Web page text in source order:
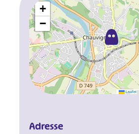
+
−
Leaflet |
Adresse